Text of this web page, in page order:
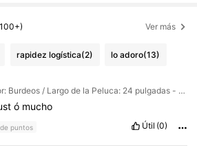
Ver más
rapidez logística(2) lo adoro(13)
Color: Burdeos / Largo de la Peluca: 24 pulgadas - paquete de 3
ó mucho
puntos Útil (0)